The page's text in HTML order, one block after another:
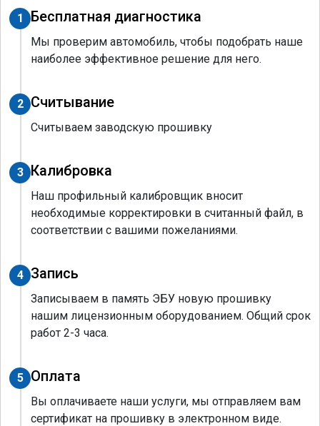
1 Бесплатная диагностика
Мы проверим автомобиль, чтобы подобрать наше
наиболее эффективное решение для него.
2 Считывание
Считываем заводскую прошивку
3 Калибровка
Наш профильный калибровщик вносит
необходимые корректировки в считанный файл, в
соответствии с вашими пожеланиями.
4 Запись
Записываем в память ЭБУ новую прошивку
нашим лицензионным оборудованием. Общий срок
работ 2-3 часа.
5 Оплата
Вы оплачиваете наши услуги, мы отправляем вам
сертификат на прошивку в электронном виде.